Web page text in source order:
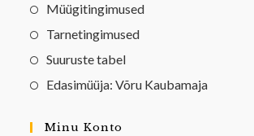
Müügitingimused
Tarnetingimused
Suuruste tabel
Edasimüüja: Võru Kaubamaja
Minu Konto